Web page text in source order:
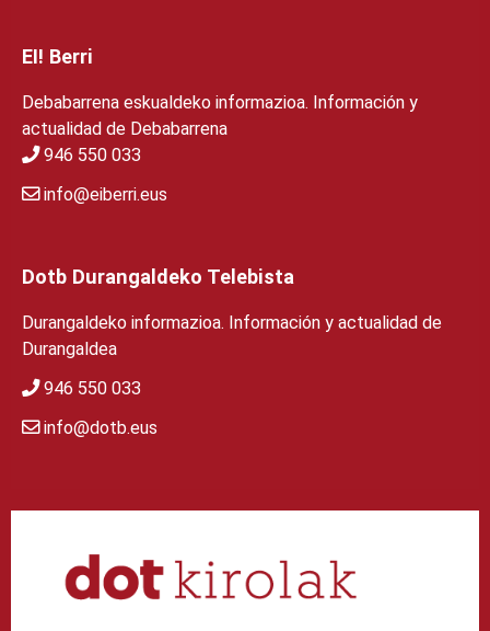
EI! Berri
Debabarrena eskualdeko informazioa. Información y
actualidad de Debabarrena
946 550 033
info@eiberri.eus
Dotb Durangaldeko Telebista
Durangaldeko informazioa. Información y actualidad de
Durangaldea
946 550 033
info@dotb.eus